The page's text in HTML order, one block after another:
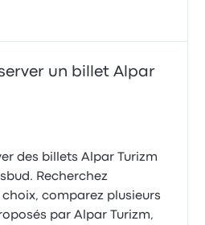
un billet Alpar
des billets Alpar Turizm
Recherchez
choix, comparez plusieurs
par Alpar Turizm,